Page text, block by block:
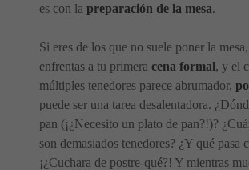
es con la preparación de la mesa.
Si eres de los que no suele poner la
enfrentas a tu primera cena formal, y el
múltiples tenedores parece abrumador,
puede ser una tarea desalentadora.
pan (¡¿Necesito un plato de pan?!)?
son demasiados tenedores? ¿Y qué pasa
¡¿Cuchara de postre-qué?! Y mientras